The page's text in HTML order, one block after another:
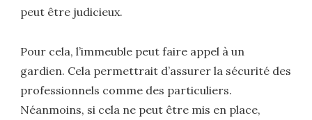
peut être judicieux.
Pour cela, l’immeuble peut faire appel à un
gardien. Cela permettrait d’assurer la sécurité des
professionnels comme des particuliers.
Néanmoins, si cela ne peut être mis en place,